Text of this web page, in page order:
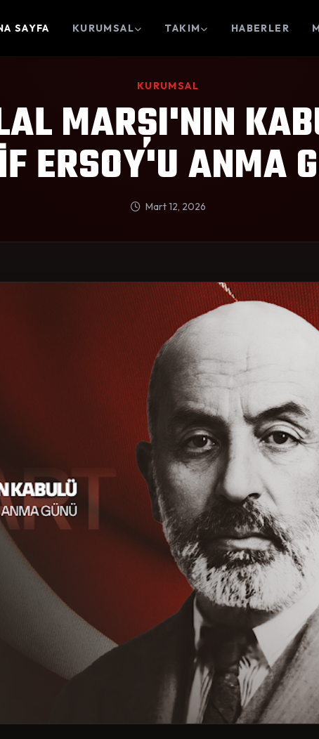
SAYFA KURUMSAL TAKIM HABERLER
KURUMSAL
MARŞI'NIN
ERSOY'U ANMA
Mart 12, 2026